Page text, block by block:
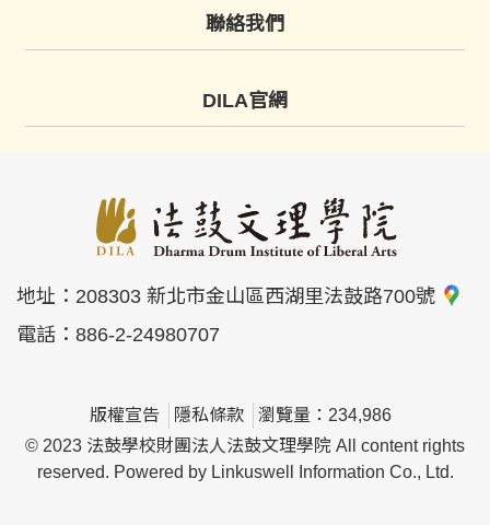
聯絡我們
DILA官網
地址： 208303 新北市金山區西湖里法鼓路700號
電話： 886-2-24980707
版權宣告 隱私條款
瀏覽量：234,986
© 2023 法鼓學校財團法人法鼓文理學院 All content rights
reserved. Powered by Linkuswell Information Co., Ltd.